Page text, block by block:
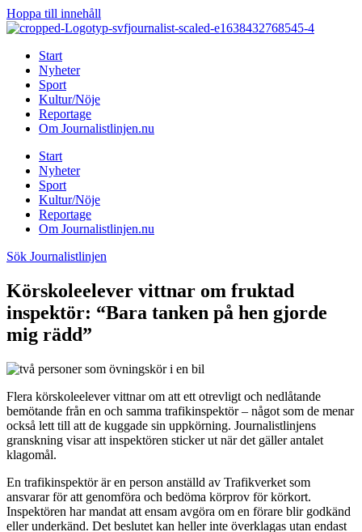
Hoppa till innehåll
Start
Nyheter
Sport
Kultur/Nöje
Reportage
Om Journalistlinjen.nu
Start
Nyheter
Sport
Kultur/Nöje
Reportage
Om Journalistlinjen.nu
Sök Journalistlinjen
Körskoleelever vittnar om fruktad
inspektör: “Bara tanken på hen gjorde
mig rädd”
Flera körskoleelever vittnar om att ett otrevligt och nedlåtande
bemötande från en och samma trafikinspektör – något som de menar
också lett till att de kuggade sin uppkörning. Journalistlinjens
granskning visar att inspektören sticker ut när det gäller antalet
klagomål.
En trafikinspektör är en person anställd av Trafikverket som
ansvarar för att genomföra och bedöma körprov för körkort.
Inspektören har mandat att ensam avgöra om en förare blir godkänd
eller underkänd. Det beslutet kan heller inte överklagas utan endast